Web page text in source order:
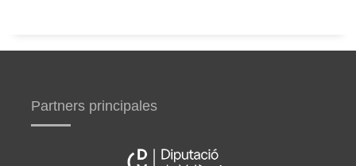
Partners principales